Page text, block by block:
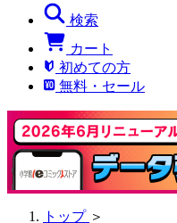
検索
カート
初めての方
無料・セール
トップ ＞